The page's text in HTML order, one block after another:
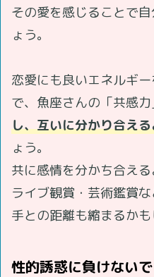
その愛を感じることで
ょう。
恋愛にも良いエネルギ
で、魚座さんの「共感力
し、互いに分かり合え
ょう。
共に感情を分かち合え
ライブ観賞・芸術鑑賞
手との距離も縮まるか
性的誘惑に負けないで